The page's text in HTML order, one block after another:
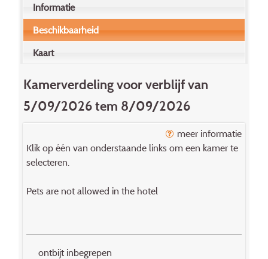
Informatie
Beschikbaarheid
Kaart
Kamerverdeling voor verblijf van
5/09/2026 tem 8/09/2026
meer informatie
Klik op één van onderstaande links om een kamer te
selecteren.
Pets are not allowed in the hotel
ontbijt inbegrepen